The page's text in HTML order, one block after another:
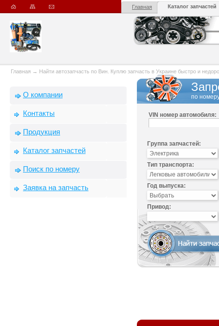
Главная Каталог запчастей
Главная → Найти автозапчасть по Вин. Куплю запчасть в Украине быстро и
О компании
Контакты
Продукция
Каталог запчастей
Поиск по номеру
Заявка на запчасть
по
VIN номер автомобиля:
Группа запчастей:
Тип транспорта:
Год выпуска:
Привод: